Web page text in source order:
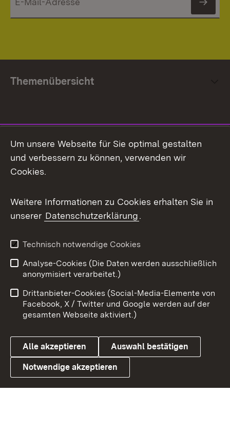
Themenübersicht
Facebook
X / Twitter
Youtube
Link zum Landesportal
Impressum
Kontakt
Barrierefreiheit
Datenschutz
Cookies
Um unsere Webseite für Sie optimal gestalten
und verbessern zu können, verwenden wir
Cookies.
Weitere Informationen zu Cookies erhalten Sie in
unserer Datenschutzerklärung.
Technisch notwendige Cookies
Analyse-Cookies (Die Daten werden ausschließlich
anonymisiert verarbeitet.)
Drittanbieter-Cookies (Social-Media-Elemente von
Facebook, X / Twitter und Google werden auf der
gesamten Webseite aktiviert.)
Alle akzeptieren Auswahl bestätigen
Notwendige akzeptieren